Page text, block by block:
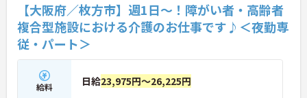
【大阪府／枚方市】週1日～！障がい者・高齢者
複合型施設における介護のお仕事です♪＜夜勤専
従・パート＞
給料 日給23,975円～26,225円